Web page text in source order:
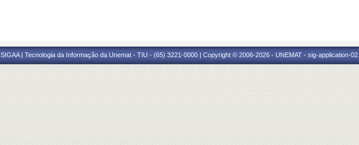
SIGAA | Tecnologia da Informação da Unemat - TIU - (65) 3221-0000 | Copyright © 2006-2026 - UNEMAT - sig-application-